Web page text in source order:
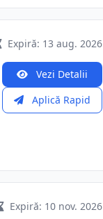
Expiră: 13 aug. 2026
Vezi Detalii
Aplică Rapid
Expiră: 10 nov. 2026